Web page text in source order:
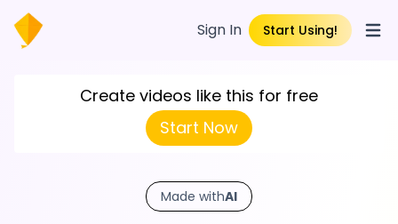
Sign In Start Using!
Create videos like this for free
Start Now
Made withAI